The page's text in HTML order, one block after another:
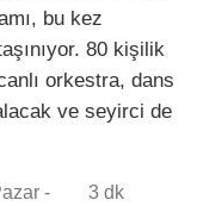
bu kez
80 kişilik
orkestra, dans
ve seyirci de
-
3 dk